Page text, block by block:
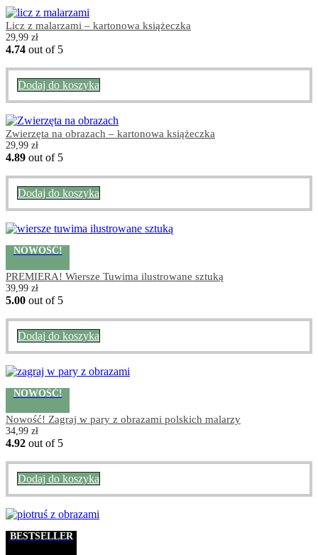
Licz z malarzami – kartonowa książeczka
29,99 zł
4.74 out of 5
Dodaj do koszyka
Zwierzęta na obrazach – kartonowa książeczka
29,99 zł
4.89 out of 5
Dodaj do koszyka
NOWOŚĆ!
PREMIERA! Wiersze Tuwima ilustrowane sztuką
39,99 zł
5.00 out of 5
Dodaj do koszyka
NOWOŚĆ!
Nowość! Zagraj w pary z obrazami polskich malarzy
34,99 zł
4.92 out of 5
Dodaj do koszyka
BESTSELLER